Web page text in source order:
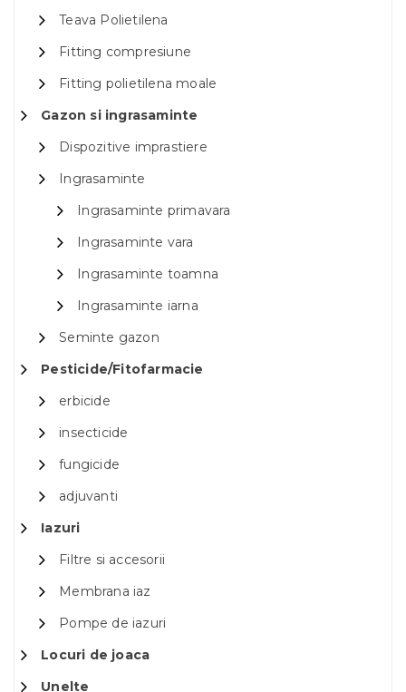
Teava Polietilena
Fitting compresiune
Fitting polietilena moale
Gazon si ingrasaminte
Dispozitive imprastiere
Ingrasaminte
Ingrasaminte primavara
Ingrasaminte vara
Ingrasaminte toamna
Ingrasaminte iarna
Seminte gazon
Pesticide/Fitofarmacie
erbicide
insecticide
fungicide
adjuvanti
Iazuri
Filtre si accesorii
Membrana iaz
Pompe de iazuri
Locuri de joaca
Unelte